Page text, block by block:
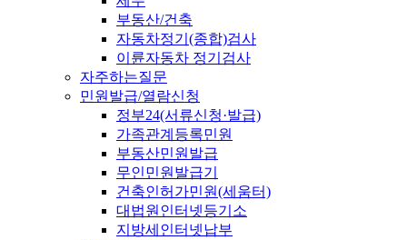
부동산/건축
자동차정기(종합)검사
이륜자동차 정기검사
자주하는질문
민원발급/열람신청
정부24(서류신청·발급)
가족관계등록민원
부동산민원발급
무인민원발급기
건축인허가민원(세움터)
대법원인터넷등기소
지방세인터넷납부